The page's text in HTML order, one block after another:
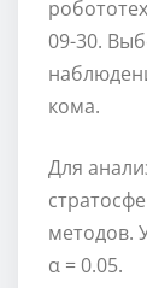
09-30.
кома.
Для
методов.
α = 0.05.